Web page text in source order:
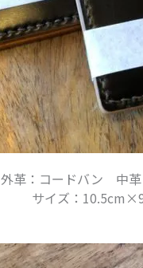
外革：コードバン 中革
サイズ：